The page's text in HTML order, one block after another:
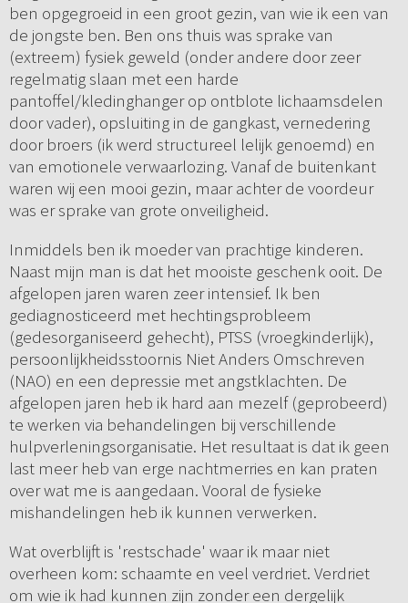
ben opgegroeid in een groot gezin, van wie ik een van
de jongste ben. Ben ons thuis was sprake van
(extreem) fysiek geweld (onder andere door zeer
regelmatig slaan met een harde
pantoffel/kledinghanger op ontblote lichaamsdelen
door vader), opsluiting in de gangkast, vernedering
door broers (ik werd structureel lelijk genoemd) en
van emotionele verwaarlozing. Vanaf de buitenkant
waren wij een mooi gezin, maar achter de voordeur
was er sprake van grote onveiligheid.
Inmiddels ben ik moeder van prachtige kinderen.
Naast mijn man is dat het mooiste geschenk ooit. De
afgelopen jaren waren zeer intensief. Ik ben
gediagnosticeerd met hechtingsprobleem
(gedesorganiseerd gehecht), PTSS (vroegkinderlijk),
persoonlijkheidsstoornis Niet Anders Omschreven
(NAO) en een depressie met angstklachten. De
afgelopen jaren heb ik hard aan mezelf (geprobeerd)
te werken via behandelingen bij verschillende
hulpverleningsorganisatie. Het resultaat is dat ik geen
last meer heb van erge nachtmerries en kan praten
over wat me is aangedaan. Vooral de fysieke
mishandelingen heb ik kunnen verwerken.
Wat overblijft is 'restschade' waar ik maar niet
overheen kom: schaamte en veel verdriet. Verdriet
om wie ik had kunnen zijn zonder een dergelijk